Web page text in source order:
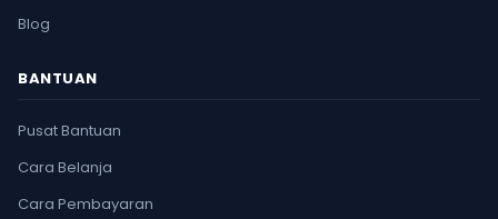
Blog
BANTUAN
Pusat Bantuan
Cara Belanja
Cara Pembayaran